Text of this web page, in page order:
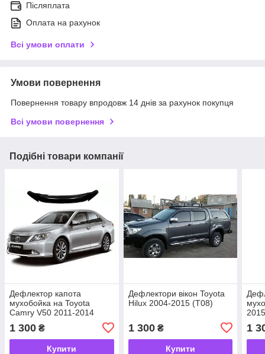
Післяплата
Оплата на рахунок
Всі умови оплати
Умови повернення
Повернення товару впродовж 14 днів за рахунок покупця
Всі умови повернення
Подібні товари компанії
Дефлектор капота
мухобойка на Toyota
Camry V50 2011-2014
1 300 ₴
Купити
Дефлектори вікон Toyota
Hilux 2004-2015 (T08)
1 300₴
Купити
1